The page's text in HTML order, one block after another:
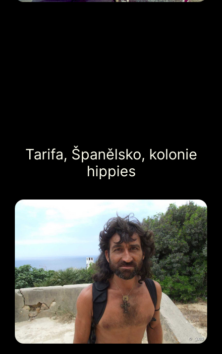
Tarifa, Španělsko, kolonie
hippies